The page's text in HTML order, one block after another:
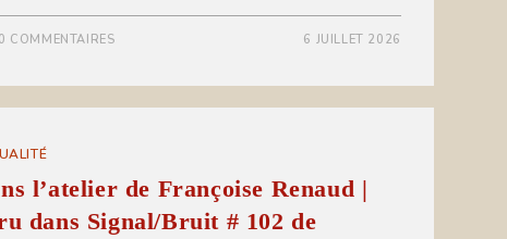
COMMENTAIRES 6 JUILLET 2026
l’atelier de Françoise Renaud |
dans Signal/Bruit # 102 de